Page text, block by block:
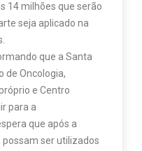
14 milhões que serão
seja aplicado na
que a Santa
de Oncologia,
e Centro
para a
que após a
ser utilizados